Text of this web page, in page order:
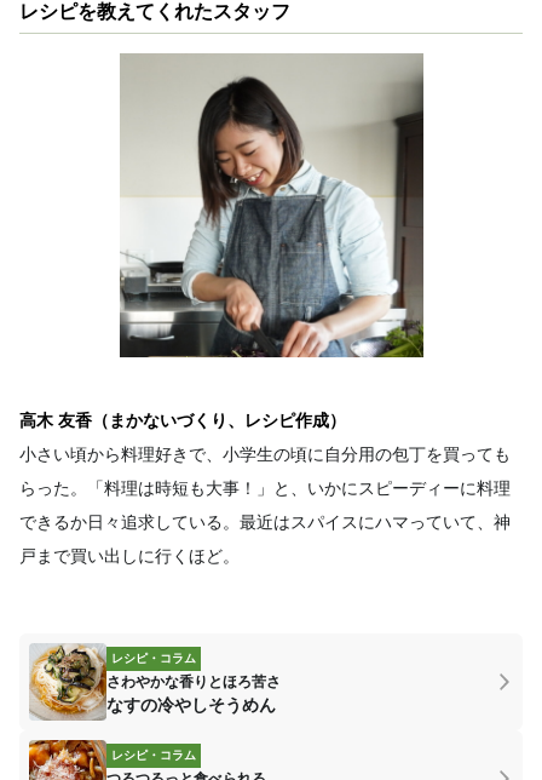
レシピを教えてくれたスタッフ
高木 友香（まかないづくり、レシピ作成）
小さい頃から料理好きで、小学生の頃に自分用の包丁を買っても
らった。「料理は時短も大事！」と、いかにスピーディーに料理
できるか日々追求している。最近はスパイスにハマっていて、神
戸まで買い出しに行くほど。
レシピ・コラム
さわやかな香りとほろ苦さ
なすの冷やしそうめん
レシピ・コラム